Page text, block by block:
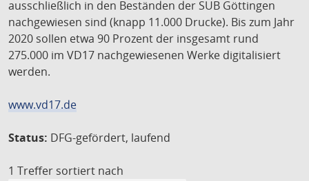
ausschließlich in den Beständen der SUB Göttingen
nachgewiesen sind (knapp 11.000 Drucke). Bis zum Jahr
2020 sollen etwa 90 Prozent der insgesamt rund
275.000 im VD17 nachgewiesenen Werke digitalisiert
werden.
www.vd17.de
Status: DFG-gefördert, laufend
1 Treffer sortiert nach